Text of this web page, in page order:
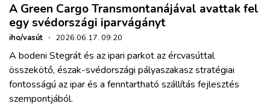
HAJÓZÁS
BLOG
ARCHÍVUM
A Green Cargo Transmontanájával avattak fel
egy svédországi iparvágányt
iho/vasút · 2026.06.17. 09:20
A bodeni Stegrát és az ipari parkot az ércvasúttal
összekötő, észak-svédországi pályaszakasz stratégiai
fontosságú az ipar és a fenntartható szállítás fejlesztés
szempontjából.